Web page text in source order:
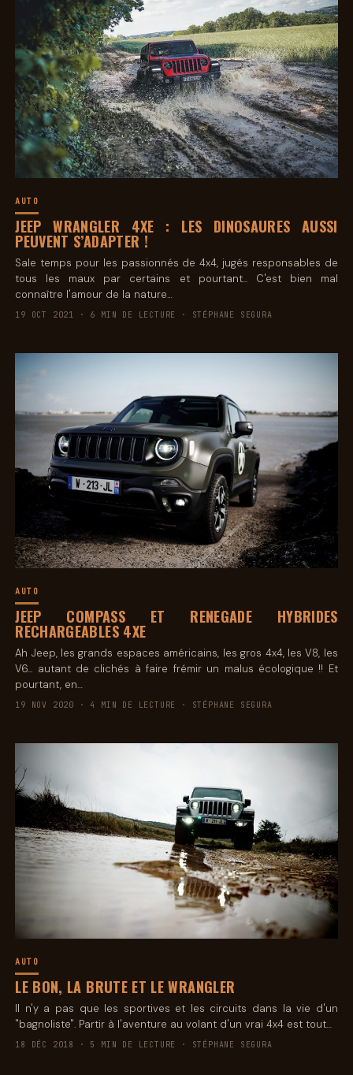
AUTO
JEEP WRANGLER 4XE : LES DINOSAURES AUSSI
PEUVENT S’ADAPTER !
Sale temps pour les passionnés de 4x4, jugés responsables de
tous les maux par certains et pourtant... C'est bien mal
connaître l'amour de la nature…
19 OCT 2021 · 6 MIN DE LECTURE · STÉPHANE SEGURA
AUTO
JEEP COMPASS ET RENEGADE HYBRIDES
RECHARGEABLES 4XE
Ah Jeep, les grands espaces américains, les gros 4x4, les V8, les
V6... autant de clichés à faire frémir un malus écologique !! Et
pourtant, en…
19 NOV 2020 · 4 MIN DE LECTURE · STÉPHANE SEGURA
AUTO
LE BON, LA BRUTE ET LE WRANGLER
Il n'y a pas que les sportives et les circuits dans la vie d'un
"bagnoliste". Partir à l'aventure au volant d'un vrai 4x4 est tout…
18 DÉC 2018 · 5 MIN DE LECTURE · STÉPHANE SEGURA